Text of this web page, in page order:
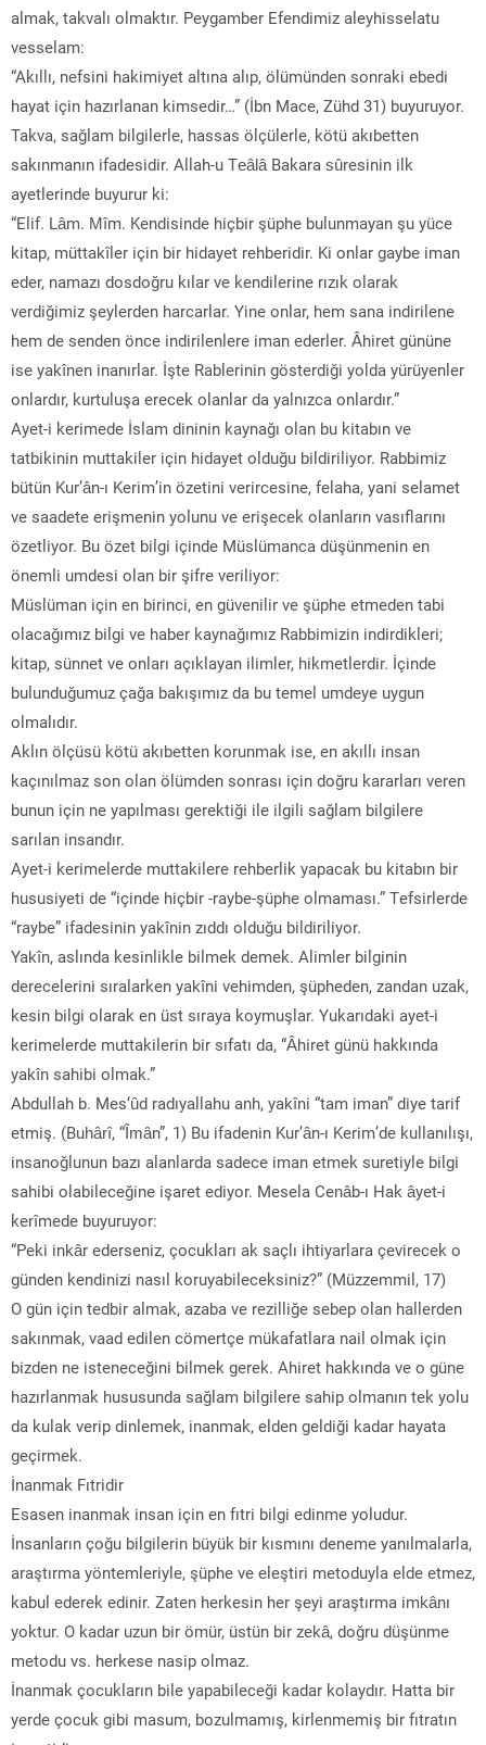
almak, takvalı olmaktır. Peygamber Efendimiz aleyhisselatu
vesselam:
“Akıllı, nefsini hakimiyet altına alıp, ölümünden sonraki ebedi
hayat için hazırlanan kimsedir…” (İbn Mace, Zühd 31) buyuruyor.
Takva, sağlam bilgilerle, hassas ölçülerle, kötü akıbetten
sakınmanın ifadesidir. Allah-u Teâlâ Bakara sûresinin ilk
ayetlerinde buyurur ki:
“Elif. Lâm. Mîm. Kendisinde hiçbir şüphe bulunmayan şu yüce
kitap, müttakîler için bir hidayet rehberidir. Ki onlar gaybe iman
eder, namazı dosdoğru kılar ve kendilerine rızık olarak
verdiğimiz şeylerden harcarlar. Yine onlar, hem sana indirilene
hem de senden önce indirilenlere iman ederler. Âhiret gününe
ise yakînen inanırlar. İşte Rablerinin gösterdiği yolda yürüyenler
onlardır, kurtuluşa erecek olanlar da yalnızca onlardır.”
Ayet-i kerimede İslam dininin kaynağı olan bu kitabın ve
tatbikinin muttakiler için hidayet olduğu bildiriliyor. Rabbimiz
bütün Kur’ân-ı Kerim’in özetini verircesine, felaha, yani selamet
ve saadete erişmenin yolunu ve erişecek olanların vasıflarını
özetliyor. Bu özet bilgi içinde Müslümanca düşünmenin en
önemli umdesi olan bir şifre veriliyor:
Müslüman için en birinci, en güvenilir ve şüphe etmeden tabi
olacağımız bilgi ve haber kaynağımız Rabbimizin indirdikleri;
kitap, sünnet ve onları açıklayan ilimler, hikmetlerdir. İçinde
bulunduğumuz çağa bakışımız da bu temel umdeye uygun
olmalıdır.
Aklın ölçüsü kötü akıbetten korunmak ise, en akıllı insan
kaçınılmaz son olan ölümden sonrası için doğru kararları veren
bunun için ne yapılması gerektiği ile ilgili sağlam bilgilere
sarılan insandır.
Ayet-i kerimelerde muttakilere rehberlik yapacak bu kitabın bir
hususiyeti de “içinde hiçbir -raybe-şüphe olmaması.” Tefsirlerde
“raybe” ifadesinin yakînin zıddı olduğu bildiriliyor.
Yakîn, aslında kesinlikle bilmek demek. Alimler bilginin
derecelerini sıralarken yakîni vehimden, şüpheden, zandan uzak,
kesin bilgi olarak en üst sıraya koymuşlar. Yukarıdaki ayet-i
kerimelerde muttakilerin bir sıfatı da, “Âhiret günü hakkında
yakîn sahibi olmak.”
Abdullah b. Mes‘ûd radıyallahu anh, yakîni “tam iman” diye tarif
etmiş. (Buhârî, “Îmân”, 1) Bu ifadenin Kur’ân-ı Kerim’de kullanılışı,
insanoğlunun bazı alanlarda sadece iman etmek suretiyle bilgi
sahibi olabileceğine işaret ediyor. Mesela Cenâb-ı Hak âyet-i
kerîmede buyuruyor:
“Peki inkâr ederseniz, çocukları ak saçlı ihtiyarlara çevirecek o
günden kendinizi nasıl koruyabileceksiniz?” (Müzzemmil, 17)
O gün için tedbir almak, azaba ve rezilliğe sebep olan hallerden
sakınmak, vaad edilen cömertçe mükafatlara nail olmak için
bizden ne isteneceğini bilmek gerek. Ahiret hakkında ve o güne
hazırlanmak hususunda sağlam bilgilere sahip olmanın tek yolu
da kulak verip dinlemek, inanmak, elden geldiği kadar hayata
geçirmek.
İnanmak Fıtridir
Esasen inanmak insan için en fıtri bilgi edinme yoludur.
İnsanların çoğu bilgilerin büyük bir kısmını deneme yanılmalarla,
araştırma yöntemleriyle, şüphe ve eleştiri metoduyla elde etmez,
kabul ederek edinir. Zaten herkesin her şeyi araştırma imkânı
yoktur. O kadar uzun bir ömür, üstün bir zekâ, doğru düşünme
metodu vs. herkese nasip olmaz.
İnanmak çocukların bile yapabileceği kadar kolaydır. Hatta bir
yerde çocuk gibi masum, bozulmamış, kirlenmemiş bir fıtratın